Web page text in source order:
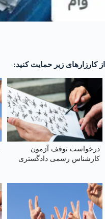
از کارزارهای زیر حمایت کنید:
درخواست توقف آزمون
کارشناس رسمی دادگستری